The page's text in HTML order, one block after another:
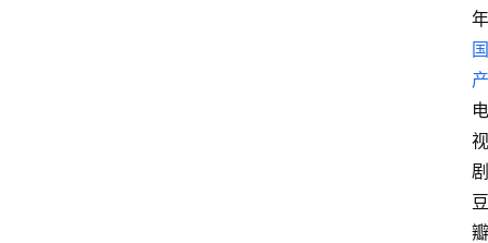
年
国
产
电
视
剧
豆
瓣